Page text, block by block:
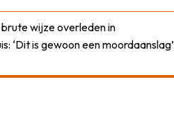
wijze overleden in
‘Dit is gewoon een moordaanslag’